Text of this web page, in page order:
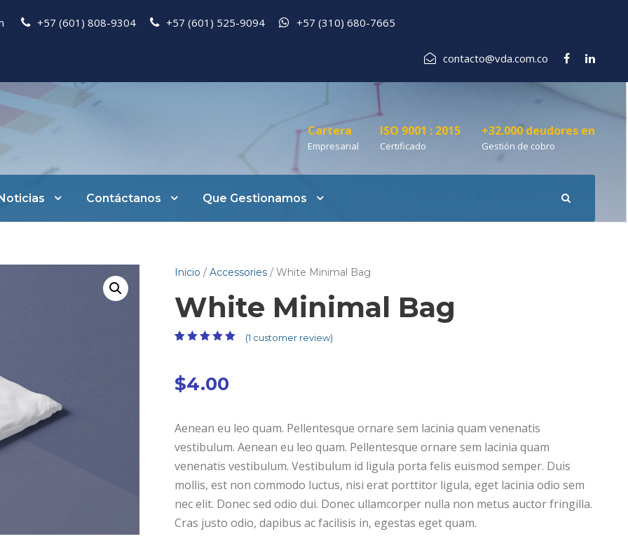
+57 (601) 808-9304 +57 (601) 525-9094
+57 (310) 680-7665
contacto@vda.com.co
Cartera
Empresarial
ISO 9001 : 2015
Certificado
+32.000 deudores en
Gestión de cobro
Contáctanos Que Gestionamos
Inicio / Accessories / White Minimal Bag
White Minimal Bag
valoración de
un cliente
(1 customer review)
$4.00
Aenean eu leo quam. Pellentesque ornare sem lacinia quam venenatis
vestibulum. Aenean eu leo quam. Pellentesque ornare sem lacinia quam
venenatis vestibulum. Vestibulum id ligula porta felis euismod semper. Duis
mollis, est non commodo luctus, nisi erat porttitor ligula, eget lacinia odio sem
nec elit. Donec sed odio dui. Donec ullamcorper nulla non metus auctor fringilla.
Cras justo odio, dapibus ac facilisis in, egestas eget quam.